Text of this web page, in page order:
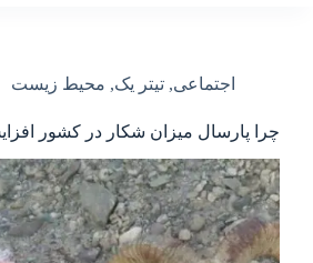
اجتماعی, تیتر یک, محیط زیست
چرا پارسال میزان شکار در کشور